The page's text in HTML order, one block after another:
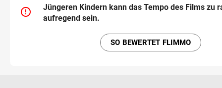
error_outline
Jüngeren Kindern kann das Tempo des Films zu
aufregend sein.
SO BEWERTET FLIMMO